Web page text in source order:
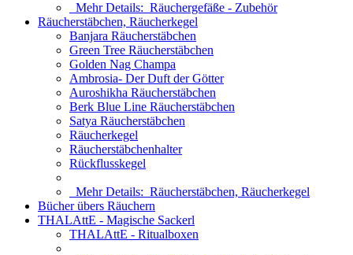
Mehr Details: Räuchergefäße - Zubehör
Räucherstäbchen, Räucherkegel
Banjara Räucherstäbchen
Green Tree Räucherstäbchen
Golden Nag Champa
Ambrosia- Der Duft der Götter
Auroshikha Räucherstäbchen
Berk Blue Line Räucherstäbchen
Satya Räucherstäbchen
Räucherkegel
Räucherstäbchenhalter
Rückflusskegel
Mehr Details: Räucherstäbchen, Räucherkegel
Bücher übers Räuchern
THALAttE - Magische Sackerl
THALAttE - Ritualboxen